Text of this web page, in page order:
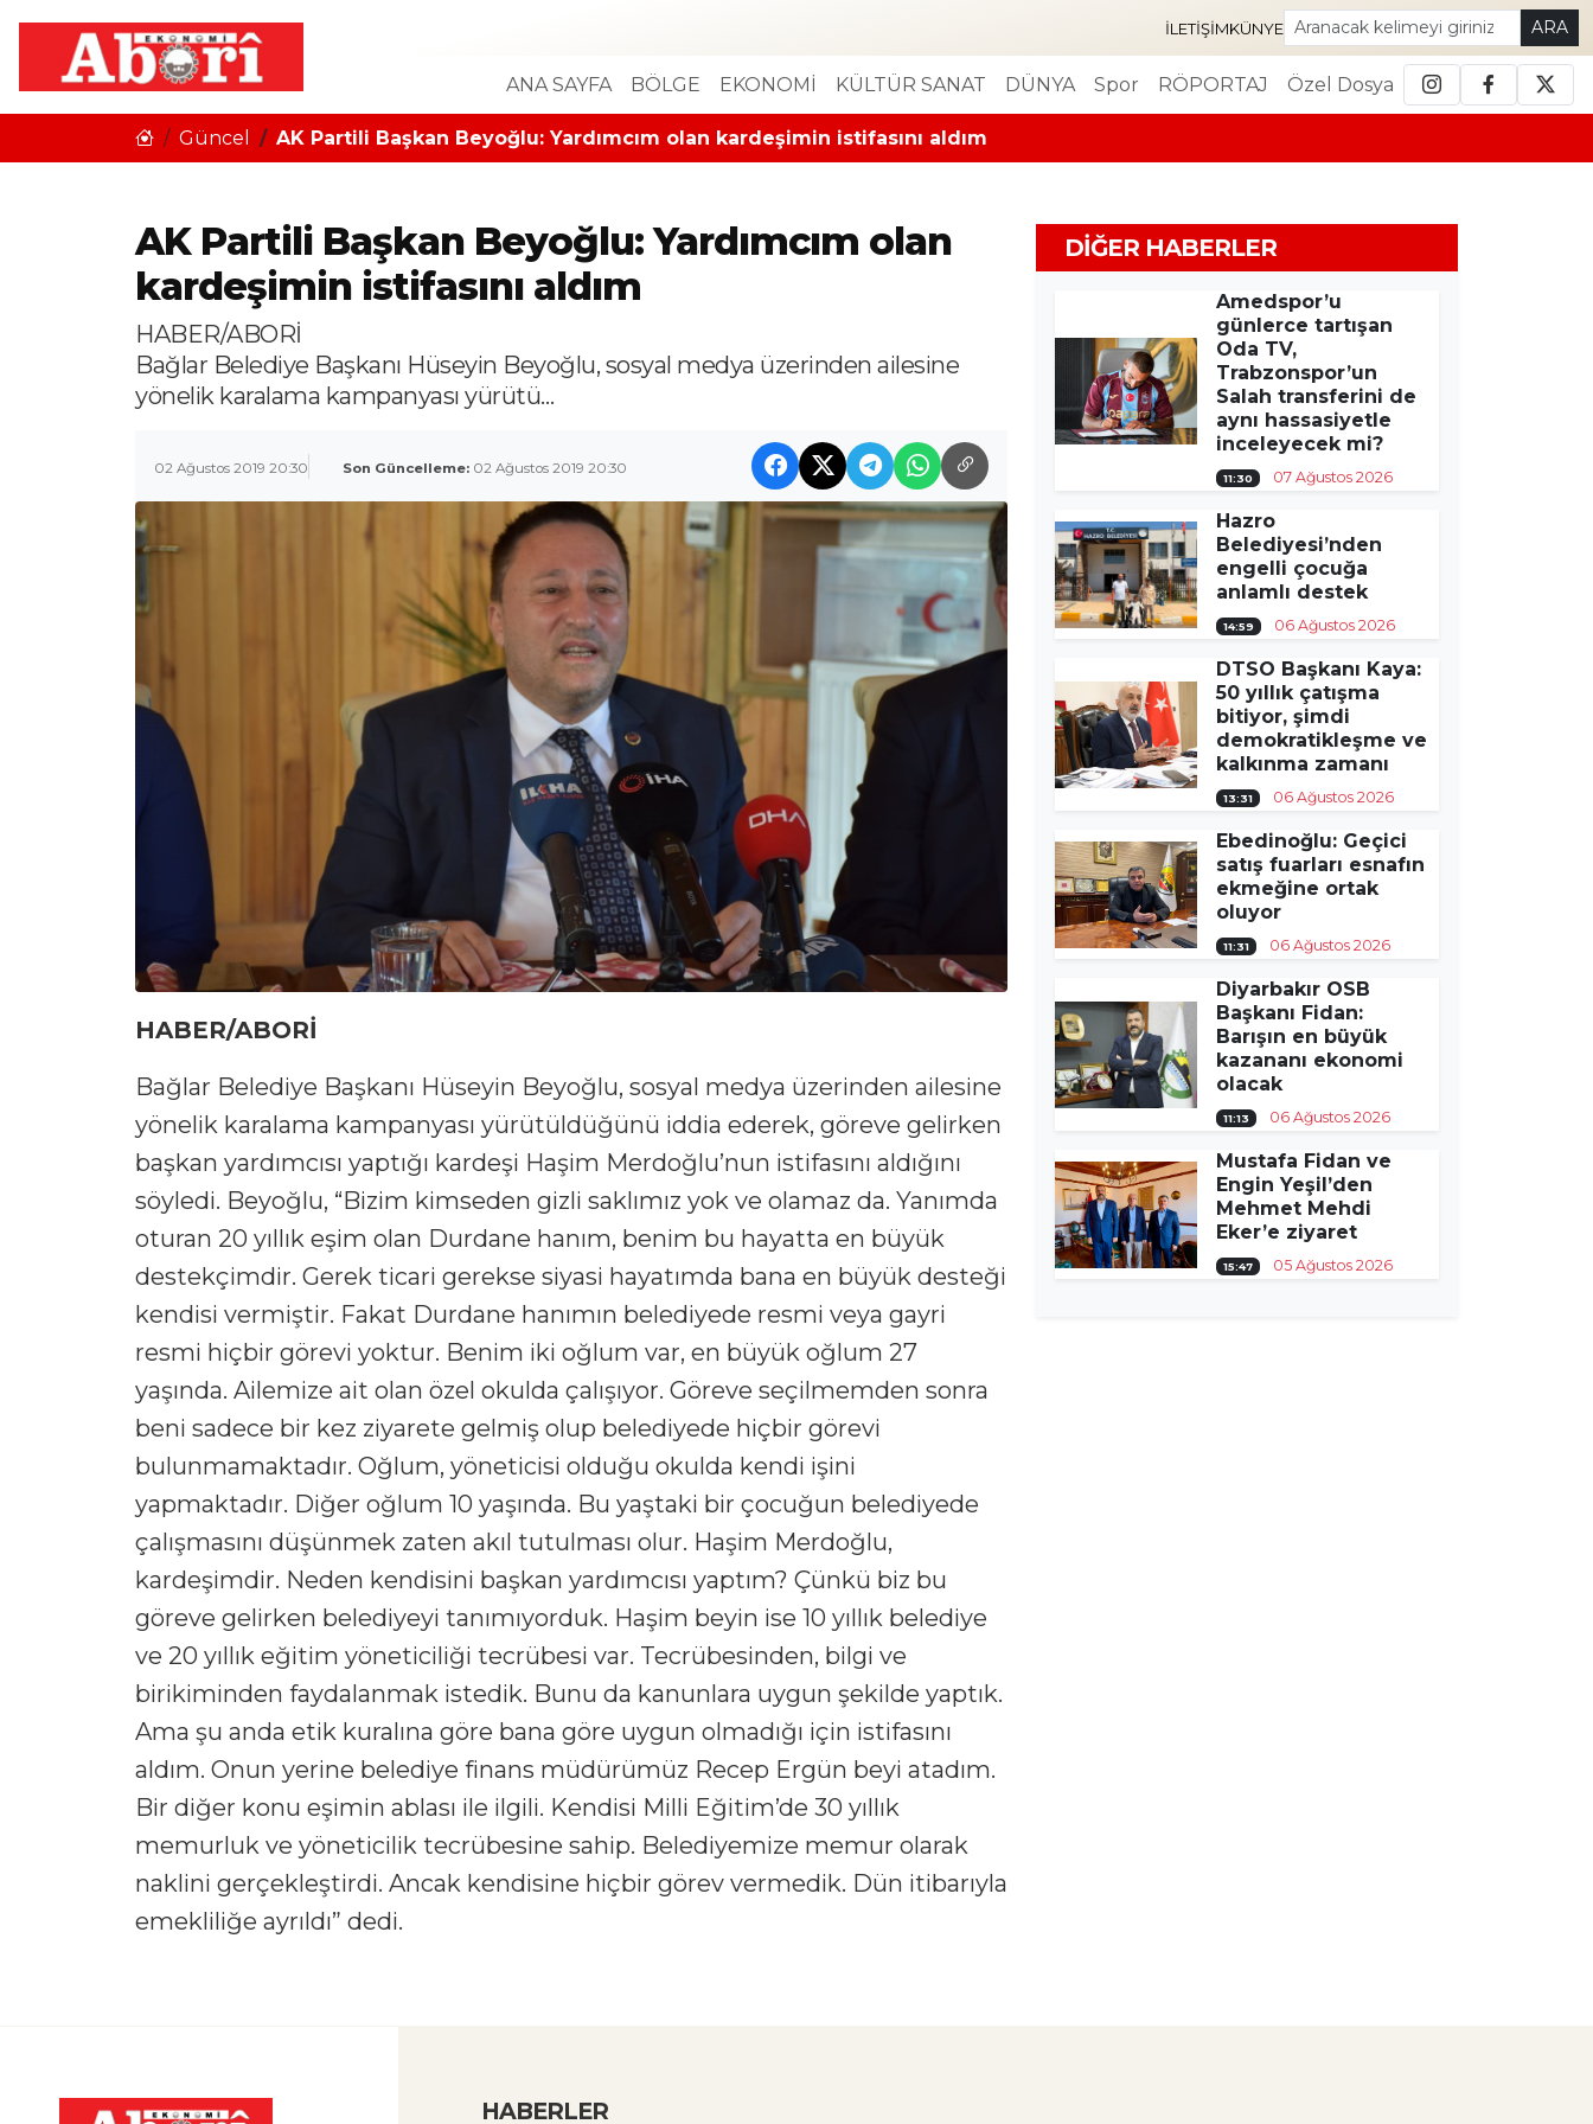
İLETIŞIMKÜNYE ARA
ANA SAYFA BÖLGE EKONOMİ KÜLTÜR SANAT DÜNYA Spor RÖPORTAJ Özel Dosya
Güncel AK Partili Başkan Beyoğlu: Yardımcım olan kardeşimin istifasını aldım
AK Partili Başkan Beyoğlu: Yardımcım olan
kardeşimin istifasını aldım
HABER/ABORİ
Bağlar Belediye Başkanı Hüseyin Beyoğlu, sosyal medya üzerinden ailesine
yönelik karalama kampanyası yürütü…
02 Ağustos 2019 20:30 Son Güncelleme: 02 Ağustos 2019 20:30
HABER/ABORİ
Bağlar Belediye Başkanı Hüseyin Beyoğlu, sosyal medya üzerinden ailesine
yönelik karalama kampanyası yürütüldüğünü iddia ederek, göreve gelirken
başkan yardımcısı yaptığı kardeşi Haşim Merdoğlu’nun istifasını aldığını
söyledi. Beyoğlu, “Bizim kimseden gizli saklımız yok ve olamaz da. Yanımda
oturan 20 yıllık eşim olan Durdane hanım, benim bu hayatta en büyük
destekçimdir. Gerek ticari gerekse siyasi hayatımda bana en büyük desteği
kendisi vermiştir. Fakat Durdane hanımın belediyede resmi veya gayri
resmi hiçbir görevi yoktur. Benim iki oğlum var, en büyük oğlum 27
yaşında. Ailemize ait olan özel okulda çalışıyor. Göreve seçilmemden sonra
beni sadece bir kez ziyarete gelmiş olup belediyede hiçbir görevi
bulunmamaktadır. Oğlum, yöneticisi olduğu okulda kendi işini
yapmaktadır. Diğer oğlum 10 yaşında. Bu yaştaki bir çocuğun belediyede
çalışmasını düşünmek zaten akıl tutulması olur. Haşim Merdoğlu,
kardeşimdir. Neden kendisini başkan yardımcısı yaptım? Çünkü biz bu
göreve gelirken belediyeyi tanımıyorduk. Haşim beyin ise 10 yıllık belediye
ve 20 yıllık eğitim yöneticiliği tecrübesi var. Tecrübesinden, bilgi ve
birikiminden faydalanmak istedik. Bunu da kanunlara uygun şekilde yaptık.
Ama şu anda etik kuralına göre bana göre uygun olmadığı için istifasını
aldım. Onun yerine belediye finans müdürümüz Recep Ergün beyi atadım.
Bir diğer konu eşimin ablası ile ilgili. Kendisi Milli Eğitim’de 30 yıllık
memurluk ve yöneticilik tecrübesine sahip. Belediyemize memur olarak
naklini gerçekleştirdi. Ancak kendisine hiçbir görev vermedik. Dün itibarıyla
emekliliğe ayrıldı” dedi.
DIĞER HABERLER
Amedspor’u
günlerce tartışan
Oda TV,
Trabzonspor’un
Salah transferini de
aynı hassasiyetle
inceleyecek mi?
11:30 07 Ağustos 2026
Hazro
Belediyesi’nden
engelli çocuğa
anlamlı destek
14:59 06 Ağustos 2026
DTSO Başkanı Kaya:
50 yıllık çatışma
bitiyor, şimdi
demokratikleşme ve
kalkınma zamanı
13:31 06 Ağustos 2026
Ebedinoğlu: Geçici
satış fuarları esnafın
ekmeğine ortak
oluyor
11:31 06 Ağustos 2026
Diyarbakır OSB
Başkanı Fidan:
Barışın en büyük
kazananı ekonomi
olacak
11:13 06 Ağustos 2026
Mustafa Fidan ve
Engin Yeşil’den
Mehmet Mehdi
Eker’e ziyaret
15:47 05 Ağustos 2026
HABERLER